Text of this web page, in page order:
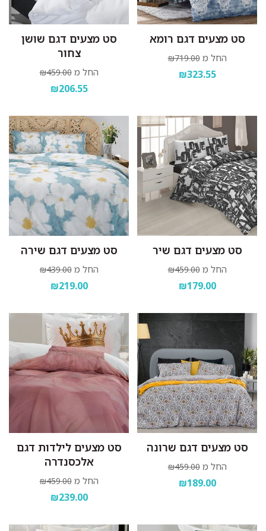
סט מצעים דגם רומא
החל מ ₪719.00
₪323.55
סט מצעים דגם שושן
צחור
החל מ ₪459.00
₪206.55
סט מצעים דגם שיר
החל מ ₪459.00
₪179.00
סט מצעים דגם שירה
החל מ ₪439.00
₪219.00
סט מצעים דגם שרונה
החל מ ₪459.00
₪189.00
סט מצעים לילדות דגם
אלכסנדרה
החל מ ₪459.00
₪239.00